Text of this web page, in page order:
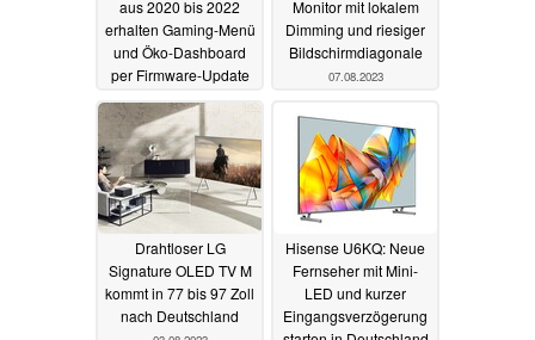
aus 2020 bis 2022
erhalten Gaming-Menü
und Öko-Dashboard
per Firmware-Update
16.08.2023
Monitor mit lokalem
Dimming und riesiger
Bildschirmdiagonale
07.08.2023
Drahtloser LG
Signature OLED TV M
kommt in 77 bis 97 Zoll
nach Deutschland
Hisense U6KQ: Neue
Fernseher mit Mini-
LED und kurzer
Eingangsverzögerung